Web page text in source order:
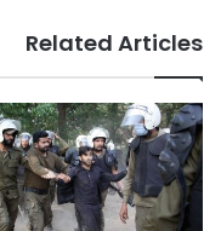
Related Articles